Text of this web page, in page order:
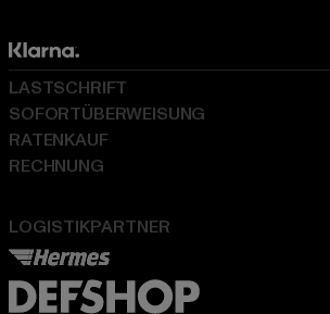
LOGISTIKPARTNER
LASTSCHRIFT
SOFORTÜBERWEISUNG
RATENKAUF
RECHNUNG